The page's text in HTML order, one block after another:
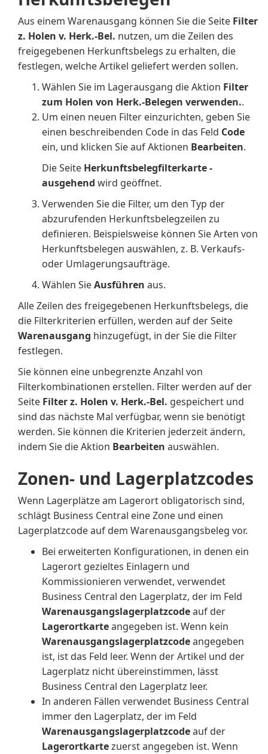
Aus einem Warenausgang können Sie die Seite Filter
z. Holen v. Herk.-Bel. nutzen, um die Zeilen des
freigegebenen Herkunftsbelegs zu erhalten, die
festlegen, welche Artikel geliefert werden sollen.
Wählen Sie im Lagerausgang die Aktion Filter
zum Holen von Herk.-Belegen verwenden..
Um einen neuen Filter einzurichten, geben Sie
einen beschreibenden Code in das Feld Code
ein, und klicken Sie auf Aktionen Bearbeiten.
Die Seite Herkunftsbelegfilterkarte -
ausgehend wird geöffnet.
Verwenden Sie die Filter, um den Typ der
abzurufenden Herkunftsbelegzeilen zu
definieren. Beispielsweise können Sie Arten von
Herkunftsbelegen auswählen, z. B. Verkaufs-
oder Umlagerungsaufträge.
Wählen SieAusführen aus.
Alle Zeilen des freigegebenen Herkunftsbelegs, die
die Filterkriterien erfüllen, werden auf der Seite
Warenausgang hinzugefügt, in der Sie die Filter
festlegen.
Sie können eine unbegrenzte Anzahl von
Filterkombinationen erstellen. Filter werden auf der
Seite Filter z. Holen v. Herk.-Bel. gespeichert und
sind das nächste Mal verfügbar, wenn sie benötigt
werden. Sie können die Kriterien jederzeit ändern,
indem Sie die Aktion Bearbeiten auswählen.
Zonen- und Lagerplatzcodes
Wenn Lagerplätze am Lagerort obligatorisch sind,
schlägt Business Central eine Zone und einen
Lagerplatzcode auf dem Warenausgangsbeleg vor.
Bei erweiterten Konfigurationen, in denen ein
Lagerort gezieltes Einlagern und
Kommissionieren verwendet, verwendet
Business Central den Lagerplatz, der im Feld
Warenausgangslagerplatzcodeauf der
Lagerortkarteangegeben ist. Wenn kein
Warenausgangslagerplatzcodeangegeben
ist, ist das Feld leer. Wenn der Artikel und der
Lagerplatz nicht übereinstimmen, lässt
Business Central den Lagerplatz leer.
In anderen Fällen verwendet Business Central
immer den Lagerplatz, der im Feld
Warenausgangslagerplatzcodeauf der
Lagerortkartezuerst angegeben ist. Wenn